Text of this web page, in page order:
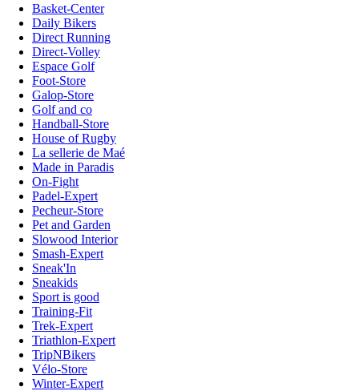
Basket-Center
Daily Bikers
Direct Running
Direct-Volley
Espace Golf
Foot-Store
Galop-Store
Golf and co
Handball-Store
House of Rugby
La sellerie de Maé
Made in Paradis
On-Fight
Padel-Expert
Pecheur-Store
Pet and Garden
Slowood Interior
Smash-Expert
Sneak'In
Sneakids
Sport is good
Training-Fit
Trek-Expert
Triathlon-Expert
TripNBikers
Vélo-Store
Winter-Expert